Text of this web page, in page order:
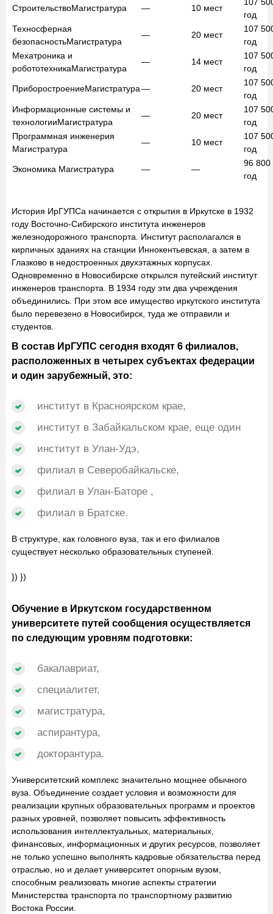
СтроительствоМагистратура — 10 мест
год
Техносферная
безопасностьМагистратура
— 20 мест
107
год
Мехатроника и
робототехникаМагистратура
— 14 мест
107
год
ПриборостроениеМагистратура— 20 мест
107
год
Информационные системы и
технологииМагистратура
— 20 мест
107
год
Программная инженерия
Магистратура
— 10 мест
107
год
Экономика Магистратура — —
96 800
год
История ИрГУПСа начинается с открытия в Иркутске в 1932
году Восточно-Сибирского института инженеров
железнодорожного транспорта. Институт располагался в
кирпичных зданиях на станции Иннокентьевская, а затем в
Глазково в недостроенных двухэтажных корпусах.
Одновременно в Новосибирске открылся путейский институт
инженеров транспорта. В 1934 году эти два учреждения
объединились. При этом все имущество иркутского института
было перевезено в Новосибирск, туда же отправили и
студентов.
В состав ИрГУПС сегодня входят 6 филиалов,
расположенных в четырех субъектах федерации
и один зарубежный, это:
институт в Красноярском крае,
институт в Забайкальском крае, еще один
институт в Улан-Удэ,
филиал в Северобайкальске,
филиал в Улан-Баторе ,
филиал в Братске.
В структуре, как головного вуза, так и его филиалов
существует несколько образовательных ступеней.
}) })
Обучение в Иркутском государственном
университете путей сообщения осуществляется
по следующим уровням подготовки:
бакалавриат,
специалитет,
магистратура,
аспирантура,
докторантура.
Университетский комплекс значительно мощнее обыч­ного
вуза. Объединение создает условия и возможности для
реализации крупных обра­зовательных программ и проектов
разных уровней, позволяет повысить эффективность
использования интеллектуальных, материаль­ных,
финансовых, информационных и других ресурсов, позволяет
не только успешно выполнять кадровые обязательства перед
отраслью, но и делает университет опорным вузом,
способным реализовать многие аспекты стратегии
Министерства транспорта по транспортному развитию
Востока России.